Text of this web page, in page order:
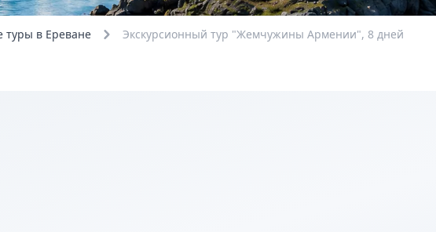
туры в Ереване Экскурсионный тур "Жемчужины Армении", 8 дней